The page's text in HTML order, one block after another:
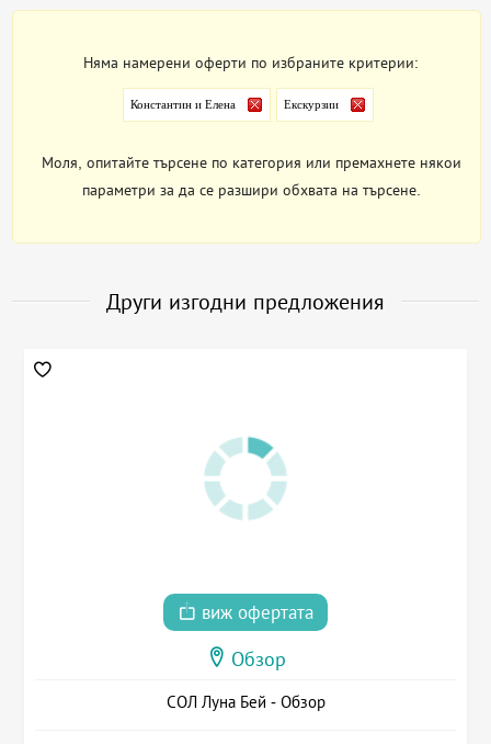
Няма намерени оферти по избраните критерии:
Константин и Елена Екскурзии
Моля, опитайте търсене по категория или премахнете някои
параметри за да се разшири обхвата на търсене.
Други изгодни предложения
виж офертата
Обзор
СОЛ Луна Бей - Обзор